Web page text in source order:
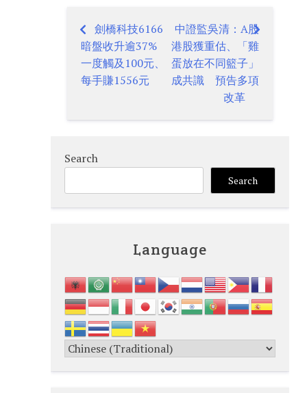
Post
navigation
劍橋科技6166
暗盤收升逾37%
一度觸及100元、
每手賺1556元
中證監吳清：A股
港股獲重估、「雞
蛋放在不同籃子」
成共識 預告多項
改革
Search
Search
Language